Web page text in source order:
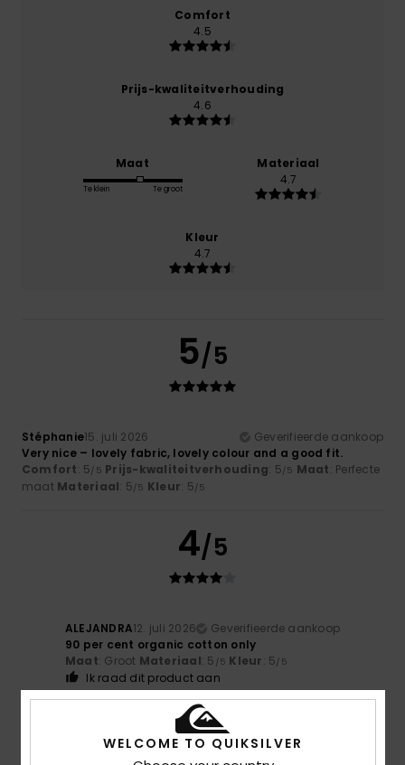
Comfort
4.5
Prijs-kwaliteitverhouding
4.6
Maat
Te klein Te groot
Materiaal
4.7
Kleur
4.7
5/5
Stéphanie15. juli 2026
Geverifieerde aankoop
Very nice – lovely fabric, lovely colour and a good fit.
Comfort: 5/5 Prijs-kwaliteitverhouding: 5/5 Maat: Perfecte
maat Materiaal: 5/5 Kleur: 5/5
4/5
ALEJANDRA12. juli 2026
Geverifieerde aankoop
90 per cent organic cotton only
Maat: Groot Materiaal: 5 /5 Kleur: 5/5
Ik raad dit product aan
5/5
WELCOME TO QUIKSILVER